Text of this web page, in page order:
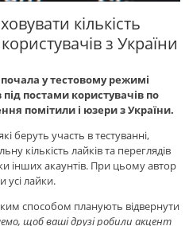
кількість
з України
у тестовому режимі
під постами користувачів по
помітили і юзери з України.
беруть участь в тестуванні,
кількість лайків та переглядів
інших акаунтів. При цьому автор
усі лайки.
способом планують відвернути
щоб ваші друзі робили акцент